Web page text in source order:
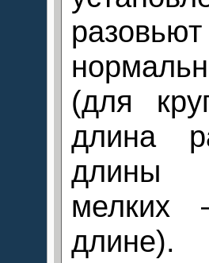
(для
длина
длины
мелких
длине).